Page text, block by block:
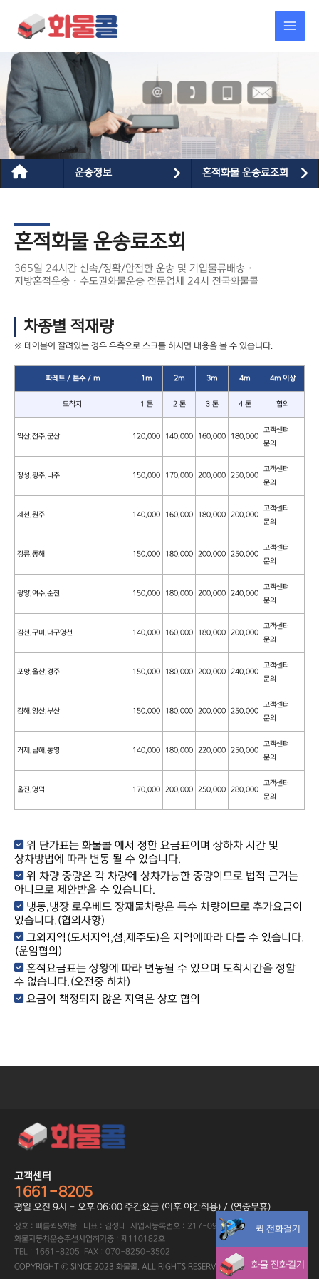
건너뛰기
운송정보 혼적화물 운송료조회
혼적화물 운송료조회
365일 24시간 신속/정확/안전한 운송 및 기업물류배송 ·
지방혼적운송 · 수도권화물운송 전문업체 24시 전국화물콜
차종별 적재량
파레트 / 톤수 / m 1m 2m 3m 4m 4m 이상
도착지 1 톤 2 톤 3 톤 4 톤 협의
익산,전주,군산 120,000 140,000 160,000 180,000
고객센터
문의
장성,광주,나주 150,000 170,000 200,000 250,000
고객센터
문의
제천,원주 140,000 160,000 180,000 200,000
고객센터
문의
강릉,동해 150,000 180,000 200,000 250,000
고객센터
문의
광양,여수,순천 150,000 180,000 200,000 240,000
고객센터
문의
김천,구미,대구영천 140,000 160,000 180,000 200,000
고객센터
문의
포항,울산,경주 150,000 180,000 200,000 240,000
고객센터
문의
김해,양산,부산 150,000 180,000 200,000 250,000
고객센터
문의
거제,남해,통영 140,000 180,000 220,000 250,000
고객센터
문의
울진,영덕 170,000 200,000 250,000 280,000
고객센터
문의
위 단가표는 화물콜 에서 정한 요금표이며 상하차 시간 및
상차방법에 따라 변동 될 수 있습니다.
위 차량 중량은 각 차량에 상차가능한 중량이므로 법적 근거는
아니므로 제한받을 수 있습니다.
냉동,냉장 로우베드 장재물차량은 특수 차량이므로 추가요금이
있습니다.(협의사항)
그외지역(도서지역,섬,제주도)은 지역에따라 다를 수 있습니다.
(운임협의)
혼적요금표는 상황에 따라 변동될 수 있으며 도착시간을 정할
수 없습니다.(오전중 하차)
요금이 책정되지 않은 지역은 상호 협의
고객센터
1661-8205
평일 오전 9시 - 오후 06:00 주간요금 (이후 야간적용) / (연중무휴)
상호 : 빠름퀵&화물 대표 : 김성태 사업자등록번호 : 217-09-89402
화물자동차운송주선사업허가증 : 제110182호
TEL : 1661-8205 FAX : 070-8250-3502
COPYRIGHT ⓒ SINCE 2023 화물콜. ALL RIGHTS RESERVED.
퀵 전화걸기
화물 전화걸기